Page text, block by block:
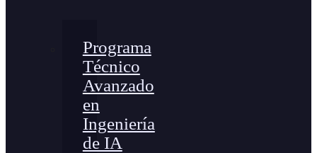
Programa
Técnico
Avanzado
en
Ingeniería
de IA